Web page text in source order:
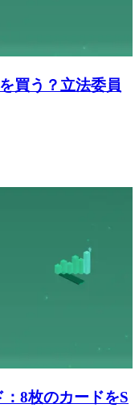
買う？立法委員
8枚のカードをS